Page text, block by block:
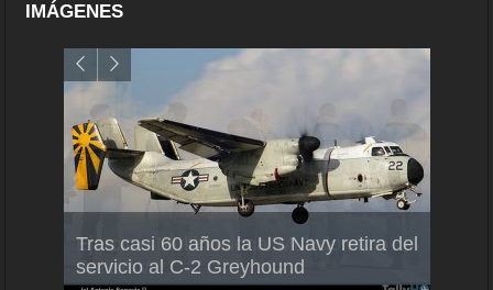
IMÁGENES
Tras casi 60 años la US Navy retira del
servicio al C-2 Greyhound